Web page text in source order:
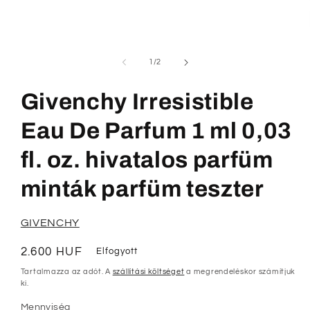
1 //2
Givenchy Irresistible
Eau De Parfum 1 ml 0,03
fl. oz. hivatalos parfüm
minták parfüm teszter
GIVENCHY
Normál
ár
2.600 HUF Elfogyott
Tartalmazza az adót. A szállítási költséget a megrendeléskor számítjuk
ki.
Mennyiség